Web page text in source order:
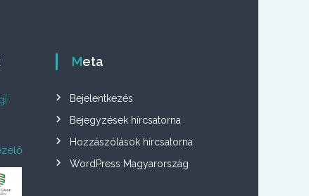
Meta
Bejelentkezés
Bejegyzések hírcsatorna
Hozzászólások hírcsatorna
WordPress Magyarország